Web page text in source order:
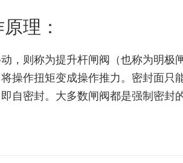
理：
，则称为提升杆闸阀（也称为明
操作扭矩变成操作推力。密封面
自密封。大多数闸阀都是强制密